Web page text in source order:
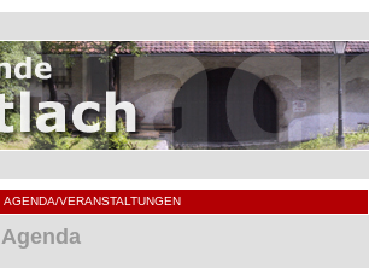
AGENDA/VERANSTALTUNGEN
Agenda